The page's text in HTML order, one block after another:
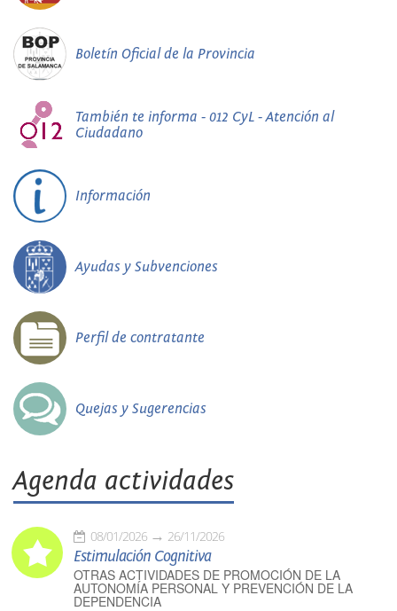
Boletín Oficial de la Provincia
También te informa - 012 CyL - Atención al
Ciudadano
Información
Ayudas y Subvenciones
Perfil de contratante
Quejas y Sugerencias
Agenda actividades
08/01/2026 26/11/2026
Estimulación Cognitiva
OTRAS ACTIVIDADES DE PROMOCIÓN DE LA
AUTONOMÍA PERSONAL Y PREVENCIÓN DE LA
DEPENDENCIA